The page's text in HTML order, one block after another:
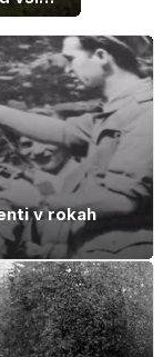
v rokah